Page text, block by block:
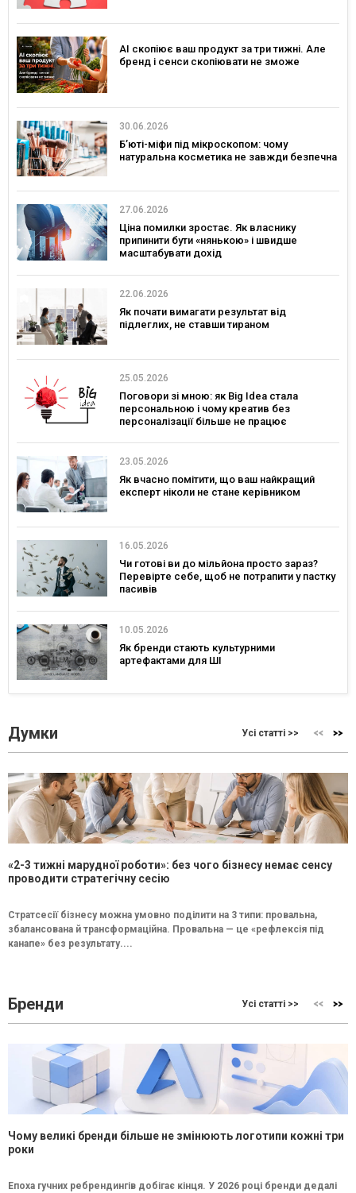
AI скопіює ваш продукт за три тижні. Але
бренд і сенси скопіювати не зможе
30.06.2026
Б’юті-міфи під мікроскопом: чому
натуральна косметика не завжди безпечна
27.06.2026
Ціна помилки зростає. Як власнику
припинити бути «нянькою» і швидше
масштабувати дохід
22.06.2026
Як почати вимагати результат від
підлеглих, не ставши тираном
25.05.2026
Поговори зі мною: як Big Idea стала
персональною і чому креатив без
персоналізації більше не працює
23.05.2026
Як вчасно помітити, що ваш найкращий
експерт ніколи не стане керівником
16.05.2026
Чи готові ви до мільйона просто зараз?
Перевірте себе, щоб не потрапити у пастку
пасивів
10.05.2026
Як бренди стають культурними
артефактами для ШІ
Думки Усі статті >>
«2-3 тижні марудної роботи»: без чого бізнесу немає сенсу
проводити стратегічну сесію
Стратсесії бізнесу можна умовно поділити на 3 типи: провальна,
збалансована й трансформаційна. Провальна — це «рефлексія під
канапе» без результату....
Бренди Усі статті >>
Чому великі бренди більше не змінюють логотипи кожні три
роки
Епоха гучних ребрендингів добігає кінця. У 2026 році бренди дедалі